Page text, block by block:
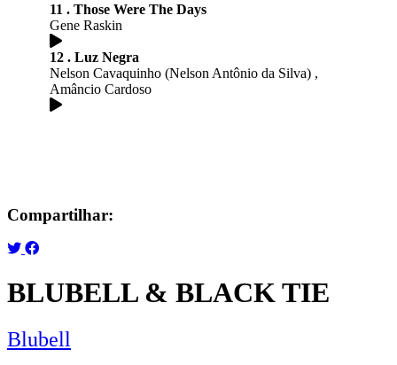
11 . Those Were The Days
Gene Raskin
12 . Luz Negra
Nelson Cavaquinho (Nelson Antônio da Silva) ,
Amâncio Cardoso
Compartilhar:
BLUBELL & BLACK TIE
Blubell